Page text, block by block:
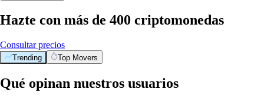
Hazte con más de 400 criptomonedas
Consultar precios
Trending Top Movers
Qué opinan nuestros usuarios